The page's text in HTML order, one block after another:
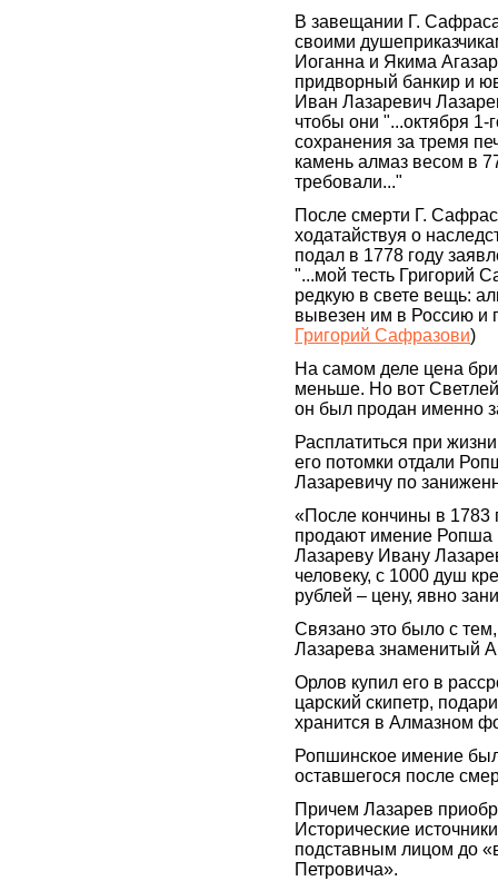
В завещании Г.
своими
Иоганна и Якима
придворный банкир и
Иван Лазаревич
чтобы они "...октября 1-
сохранения за тремя
камень алмаз весом в
требовали..."
После смерти Г.
ходатайствуя о
подал в 1778 году
"...мой тесть Григорий
редкую в свете вещь:
вывезен им в Россию и
Григорий Сафразови)
На самом деле цена
меньше. Но вот
он был продан именно
Расплатиться при
его потомки отдали
Лазаревичу по
«После кончины в 1783
продают имение Ропша
Лазареву Ивану
человеку, с 1000 душ
рублей – цену, явно
Связано это было с
Лазарева знаменитый
Орлов купил его в
царский скипетр,
хранится в Алмазном
Ропшинское имение
оставшегося после
Причем Лазарев
Исторические
подставным лицом до
Петровича».